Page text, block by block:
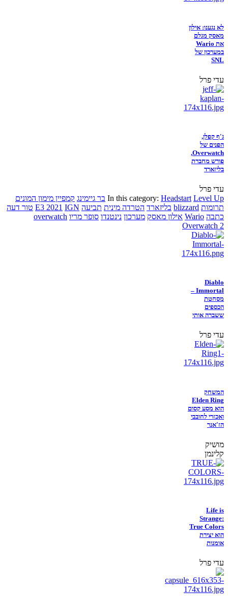
לא נגענו: אילון
מאסק מגלם
את Wario
במערכון של
SNL
עדי פרל
ג'ף קפלן,
הפנים של
Overwatch,
פורש מחברת
בליזארד
עדי פרל
In this category: Headstart Level Up בר גיימינג קמפיין מימון המונים
תרומות blizzard בליזארד הטרדה מינית תביעה E3 2021 IGN
טור דעה
כתבה Wario אילון מאסק מערכון נינטנדו סופר מריו overwatch
Overwatch 2
Diablo
Immortal –
מסחטת
הכספים
ששברה אותי
עדי פרל
המשחק
Elden Ring
הוא מסע קסום
ואכזרי לחובבי
הז'אנר
מושיק
קלינמן
Life is
Strange:
True Colors
הוא יצירת
אומנות
עדי פרל